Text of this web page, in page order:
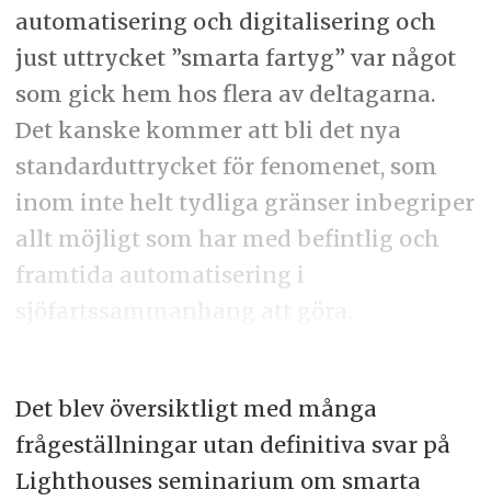
automatisering och digitalisering och
just uttrycket ”smarta fartyg” var något
som gick hem hos flera av deltagarna.
Det kanske kommer att bli det nya
standarduttrycket för fenomenet, som
inom inte helt tydliga gränser inbegriper
allt möjligt som har med befintlig och
framtida automatisering i
Det blev översiktligt med många
frågeställningar utan definitiva svar på
Lighthouses seminarium om smarta